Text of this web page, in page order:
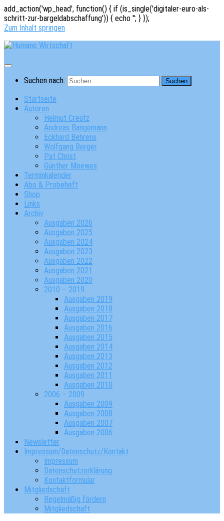
add_action('wp_head', function() { if (is_single('digitaler-euro-als-
schritt-zur-bargeldabschaffung')) { echo ''; } });
Zum Inhalt springen
Suchen nach:
Startseite
Autoren
Helmut Creutz
Andreas Bangemann
Eckhard Behrens
Wolfgang Berger
Pat Christ
Günther Moewes
Terminkalender
Abo & Probeheft
Shop
Links
Archiv
Ausgaben 2026
Ausgaben 2025
Ausgaben 2024
Ausgaben 2023
Ausgaben 2022
Ausgaben 2021
Ausgaben 2020
2010 – 2019
Ausgaben 2019
Ausgaben 2018
Ausgaben 2017
Ausgaben 2016
Ausgaben 2015
Ausgaben 2014
Ausgaben 2013
Ausgaben 2012
Ausgaben 2011
Ausgaben 2010
2006 – 2009
Ausgaben 2009
Ausgaben 2008
Ausgaben 2007
Ausgaben 2006
Newsletter
Impressum/Datenschutz/Kontakt
Impressum
Datenschutzerklärung
Kontaktformular
Mitgliedschaft
Regelmäßig fördern
Mitgliedschaft